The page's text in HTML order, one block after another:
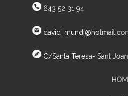
643 52 31 94
C/Santa Teresa- Sant